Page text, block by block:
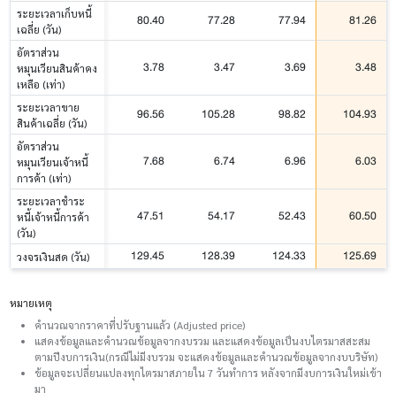
ระยะเวลาเก็บหนี้
เฉลี่ย (วัน)
80.40 77.28 77.94 81.26
อัตราส่วน
หมุนเวียนสินค้าคง
เหลือ (เท่า)
3.78 3.47 3.69 3.48
ระยะเวลาขาย
สินค้าเฉลี่ย (วัน)
96.56 105.28 98.82 104.93
อัตราส่วน
หมุนเวียนเจ้าหนี้
การค้า (เท่า)
7.68 6.74 6.96 6.03
ระยะเวลาชำระ
หนี้เจ้าหนี้การค้า
(วัน)
47.51 54.17 52.43 60.50
วงจรเงินสด (วัน) 129.45 128.39 124.33 125.69
หมายเหตุ
คำนวณจากราคาที่ปรับฐานแล้ว (Adjusted price)
แสดงข้อมูลและคำนวณข้อมูลจากงบรวม และแสดงข้อมูลเป็นงบไตรมาสสะสม
ตามปีงบการเงิน(กรณีไม่มีงบรวม จะแสดงข้อมูลและคำนวณข้อมูลจากงบบริษัท)
ข้อมูลจะเปลี่ยนแปลงทุกไตรมาสภายใน 7 วันทำการ หลังจากมีงบการเงินใหม่เข้า
มา